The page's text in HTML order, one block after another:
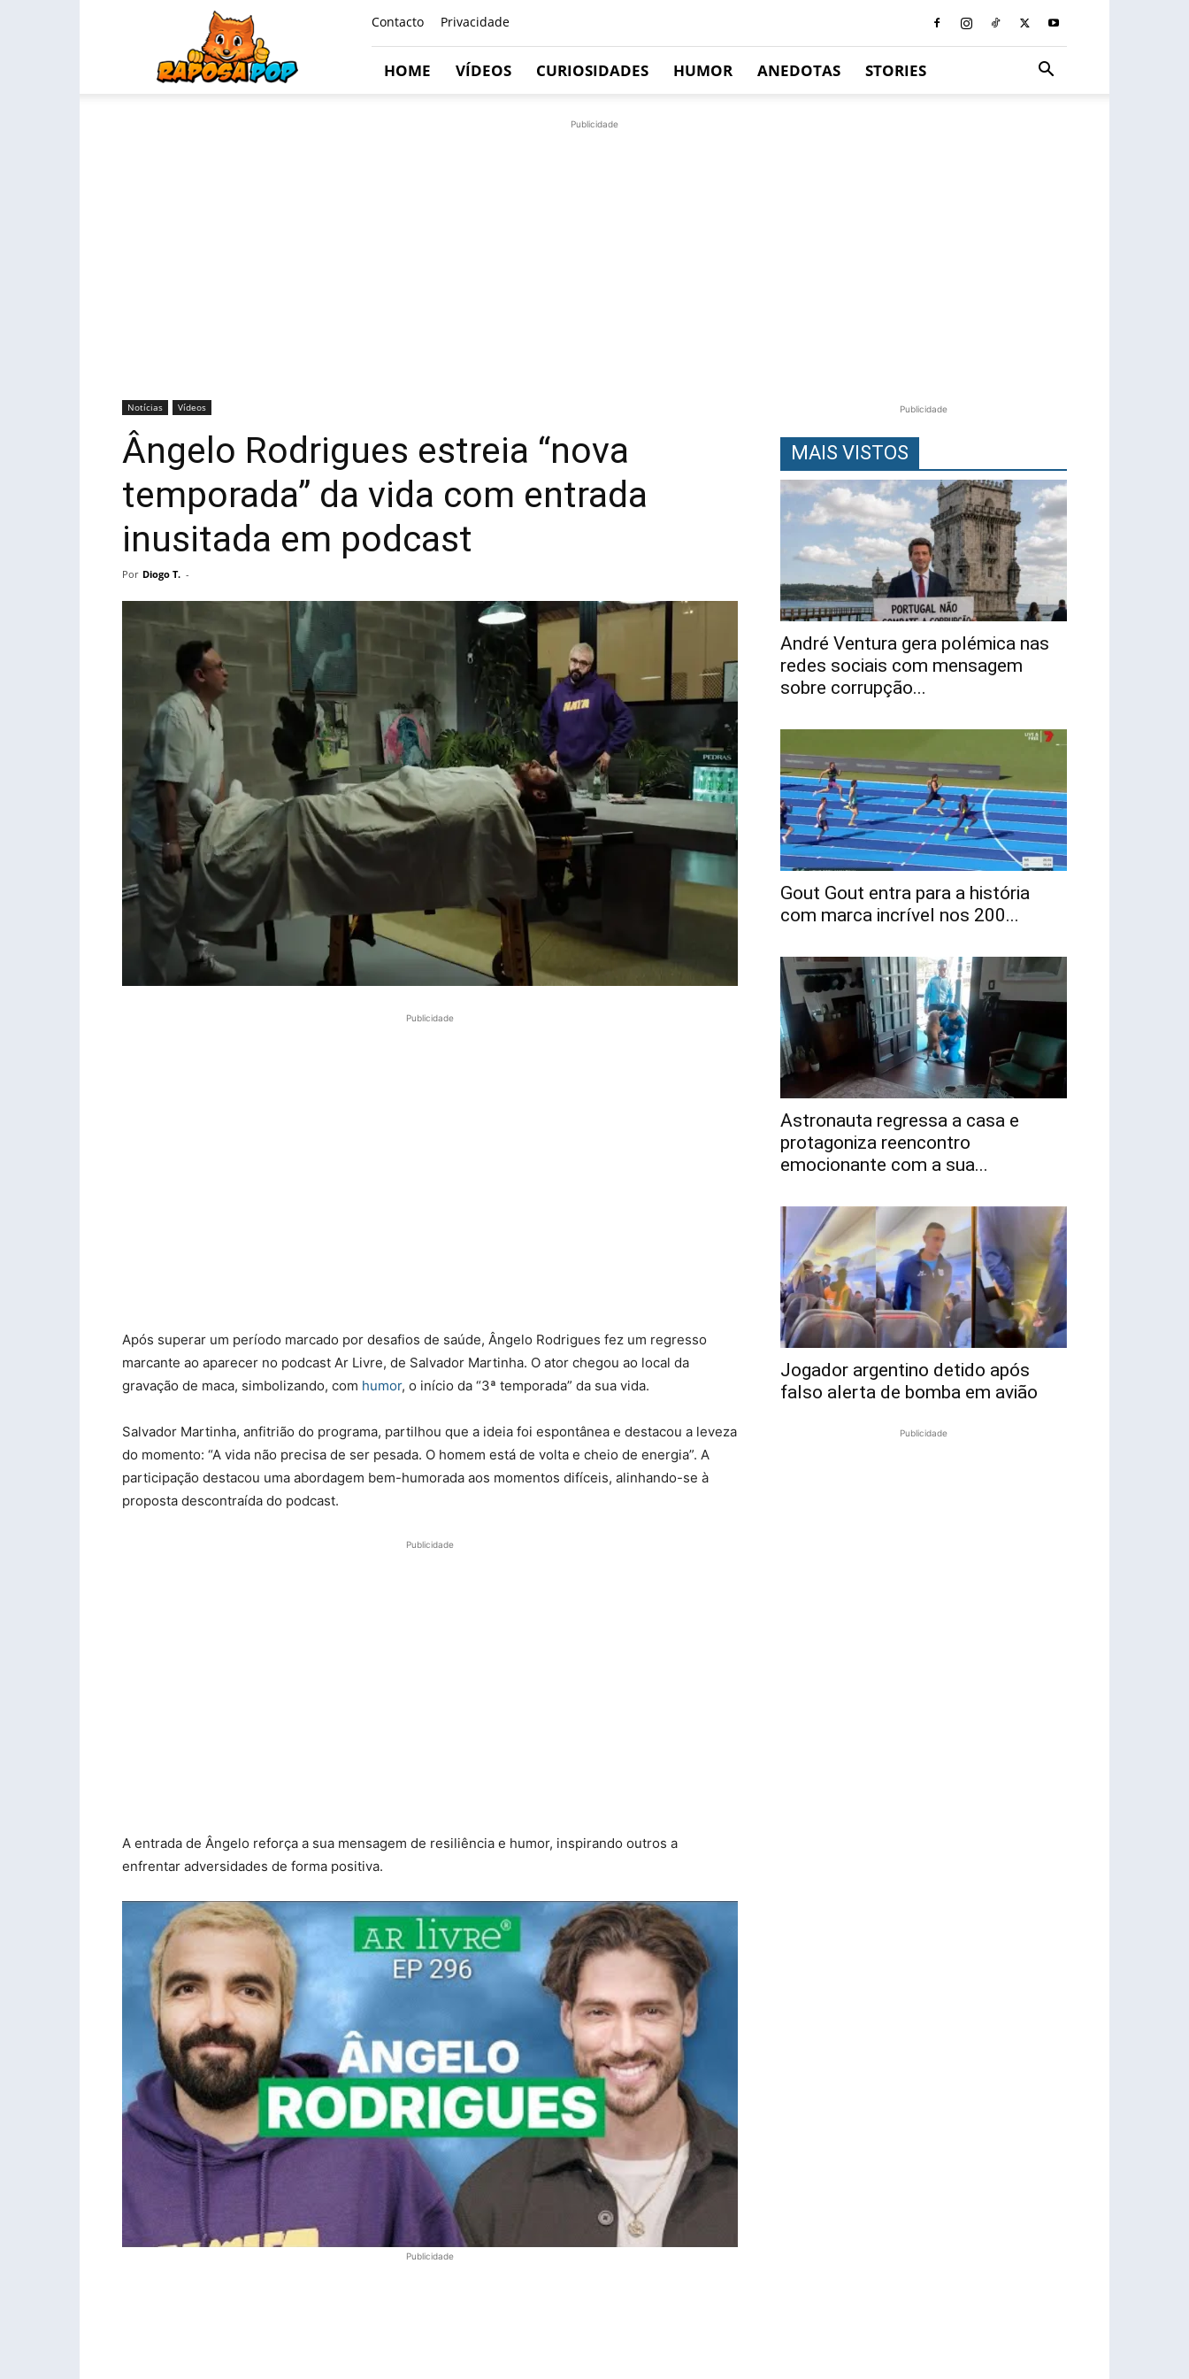
Contacto Privacidade
HOME VÍDEOS CURIOSIDADES HUMOR ANEDOTAS STORIES
Publicidade
Notícias Vídeos
Ângelo Rodrigues estreia “nova
temporada” da vida com entrada
inusitada em podcast
Por Diogo T. -
Publicidade
Após superar um período marcado por desafios de saúde, Ângelo Rodrigues fez um regresso
marcante ao aparecer no podcast Ar Livre, de Salvador Martinha. O ator chegou ao local da
gravação de maca, simbolizando, com humor, o início da “3ª temporada” da sua vida.
Salvador Martinha, anfitrião do programa, partilhou que a ideia foi espontânea e destacou a leveza
do momento: “A vida não precisa de ser pesada. O homem está de volta e cheio de energia”. A
participação destacou uma abordagem bem-humorada aos momentos difíceis, alinhando-se à
proposta descontraída do podcast.
Publicidade
A entrada de Ângelo reforça a sua mensagem de resiliência e humor, inspirando outros a
enfrentar adversidades de forma positiva.
Publicidade
Publicidade
MAIS VISTOS
André Ventura gera polémica nas
redes sociais com mensagem
sobre corrupção...
Gout Gout entra para a história
com marca incrível nos 200...
Astronauta regressa a casa e
protagoniza reencontro
emocionante com a sua...
Jogador argentino detido após
falso alerta de bomba em avião
Publicidade